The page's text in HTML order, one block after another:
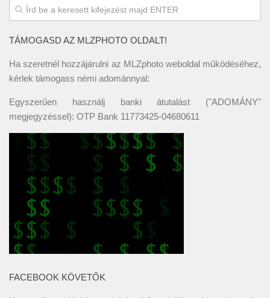
TÁMOGASD AZ MLZPHOTO OLDALT!
Ha szeretnél hozzájárulni az MLZphoto weboldal működéséhez,
kérlek támogass némi adománnyal:
Egyszerűen használj banki átutalást ("ADOMÁNY"
megjegyzéssel): OTP Bank 11773425-04680611
FACEBOOK KÖVETŐK